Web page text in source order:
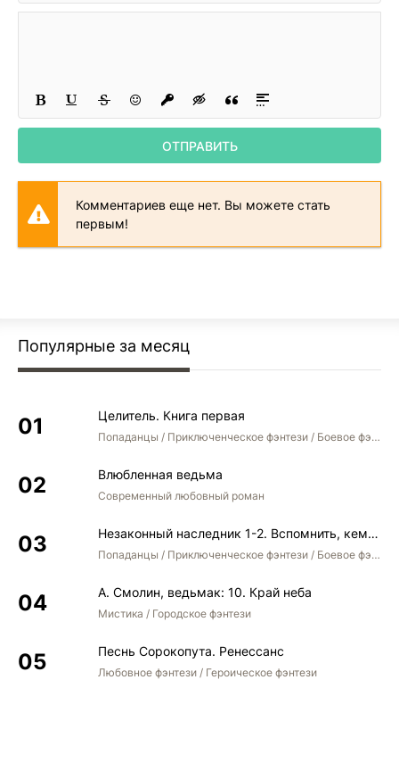
23
27
29
30
ОТПРАВИТЬ
Комментариев еще нет. Вы можете стать
первым!
Популярные за месяц
Целитель. Книга первая
Попаданцы / Приключенческое фэнтези / Боевое фэнтези
Влюбленная ведьма
Современный любовный роман
Незаконный наследник 1-2. Вспомнить, кем был. Стать собой. Остаться собой
Попаданцы / Приключенческое фэнтези / Боевое фэнтези / Юмористическое фэнтези
А. Смолин, ведьмак: 10. Край неба
Мистика / Городское фэнтези
Песнь Сорокопута. Ренессанс
Любовное фэнтези / Героическое фэнтези